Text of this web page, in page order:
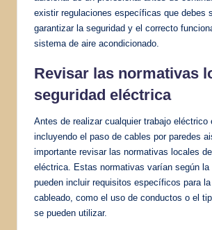
existir regulaciones específicas que debes
garantizar la seguridad y el correcto
sistema de aire acondicionado.
Revisar las normativas
seguridad eléctrica
Antes de realizar cualquier trabajo eléctrico
incluyendo el paso de cables por paredes
importante revisar las normativas locales
eléctrica. Estas normativas varían según la
pueden incluir requisitos específicos para
cableado, como el uso de conductos o el
se pueden utilizar.